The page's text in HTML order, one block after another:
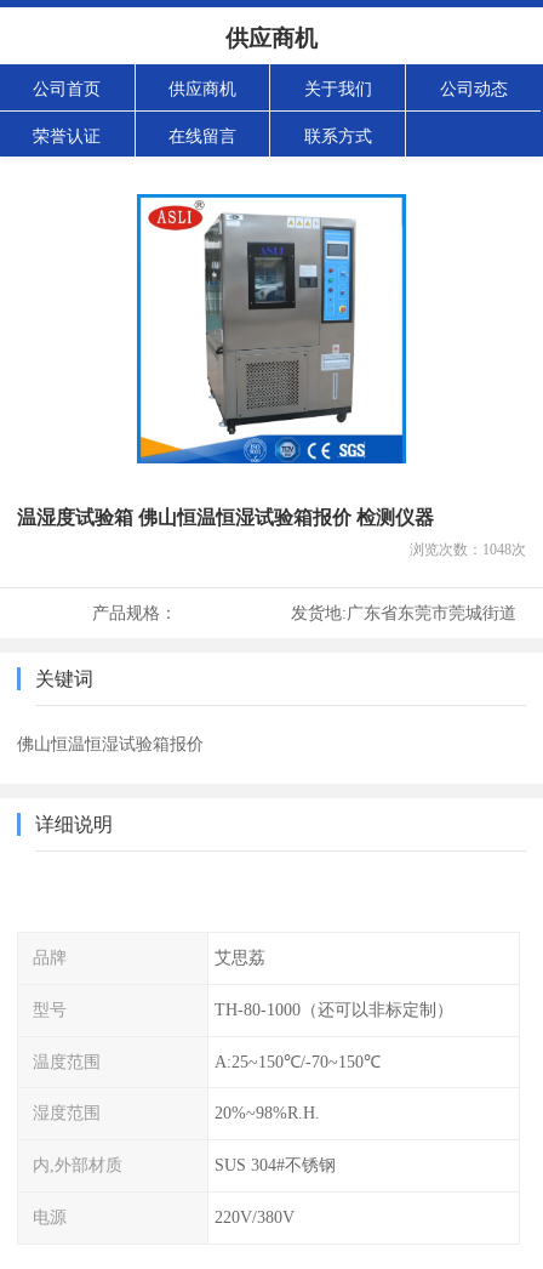
供应商机
公司首页 供应商机 关于我们 公司动态
荣誉认证 在线留言 联系方式
温湿度试验箱 佛山恒温恒湿试验箱报价 检测仪器
浏览次数： 1048次
产品规格： 发货地:广东省东莞市莞城街道
关键词
佛山恒温恒湿试验箱报价
详细说明
品牌 艾思荔
型号 TH-80-1000（还可以非标定制）
温度范围 A:25~150℃/-70~150℃
湿度范围 20%~98%R.H.
内,外部材质 SUS 304#不锈钢
电源 220V/380V